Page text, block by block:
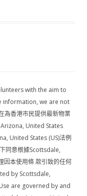
with the aim to
information, we are not
為香港市民提供最新物業
United States
United States (US)法例
同意根據Scottsdale,
因本使用條 款引致的任何
by Scottsdale,
are governed by and